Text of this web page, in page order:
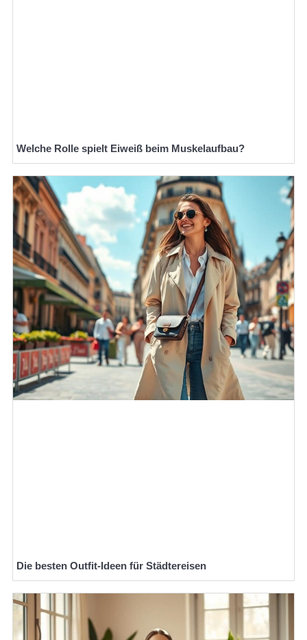
Welche Rolle spielt Eiweiß beim Muskelaufbau?
Die besten Outfit-Ideen für Städtereisen